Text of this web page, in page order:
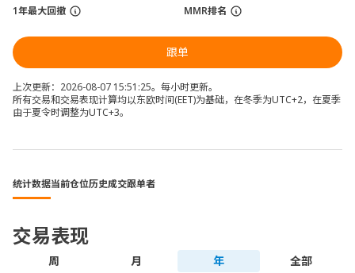
1年最大回撤 MMR排名
跟单
上次更新：2026-08-07 15:51:25。每小时更新。
所有交易和交易表现计算均以东欧时间(EET)为基础，在冬季为UTC+2，在夏季
由于夏令时调整为UTC+3。
统计数据当前仓位历史成交跟单者
交易表现
周 月 年 全部